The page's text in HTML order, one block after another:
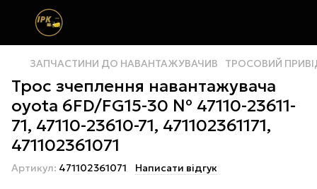
ЗАПЧАСТИНИ ДО НАВАНТАЖУВАЧИВ ТРОСОВИЙ
Трос зчеплення навантажувача
oyota 6FD/FG15-30 № 47110-23611-
71, 47110-23610-71, 471102361171,
471102361071
Артикул: 471102361071 Написати відгук